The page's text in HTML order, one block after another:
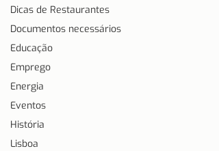
Dicas de Restaurantes
Documentos necessários
Educação
Emprego
Energia
Eventos
História
Lisboa